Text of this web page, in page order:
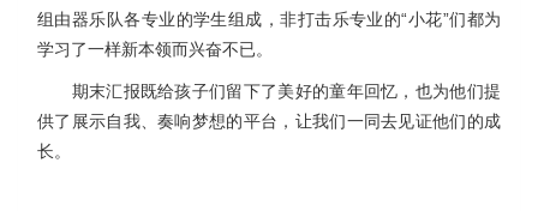
组由器乐队各专业的学生组成，非打击乐专业的“小花”们都为
学习了一样新本领而兴奋不已。
期末汇报既给孩子们留下了美好的童年回忆，也为他们提
供了展示自我、奏响梦想的平台，让我们一同去见证他们的成
长。